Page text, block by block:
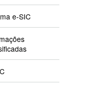
e-SIC